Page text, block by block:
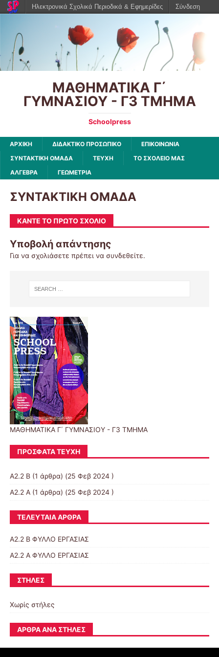
ΜΑΘΗΜΑΤΙΚΑ Γ΄
ΓΥΜΝΑΣΙΟΥ - Γ3 ΤΜΗΜΑ
Schoolpress
ΑΡΧΙΚΉ ΔΙΔΑΚΤΙΚΟ ΠΡΟΣΩΠΙΚΟ
ΕΠΙΚΟΙΝΩΝΙΑ
ΣΥΝΤΑΚΤΙΚΗ ΟΜΑΔΑ
ΤΕΥΧΗ
ΤΟ ΣΧΟΛΕΙΟ ΜΑΣ
ΑΛΓΕΒΡΑ
ΓΕΩΜΕΤΡΙΑ
ΣΥΝΤΑΚΤΙΚΗ ΟΜΑΔΑ
ΚΆΝΤΕ ΤΟ ΠΡΏΤΟ ΣΧΌΛΙΟ
Υποβολή απάντησης
Για να σχολιάσετε πρέπει να συνδεθείτε.
ΜΑΘΗΜΑΤΙΚΑ Γ΄ ΓΥΜΝΑΣΙΟΥ - Γ3 ΤΜΗΜΑ
ΠΡΌΣΦΑΤΑ ΤΕΎΧΗ
Α2.2 Β (1 άρθρα) (25 Φεβ 2024 )
Α2.2 Α (1 άρθρα) (25 Φεβ 2024 )
ΤΕΛΕΥΤΑΊΑ ΆΡΘΡΑ
Α2.2 Β ΦΥΛΛΟ ΕΡΓΑΣΙΑΣ
Α2.2 Α ΦΥΛΛΟ ΕΡΓΑΣΙΑΣ
ΣΤΉΛΕΣ
Χωρίς στήλες
ΆΡΘΡΑ ΑΝΆ ΣΤΉΛΕΣ
Ηλεκτρονικά Σχολικά Περιοδικά & Εφημερίδες Σύνδεση